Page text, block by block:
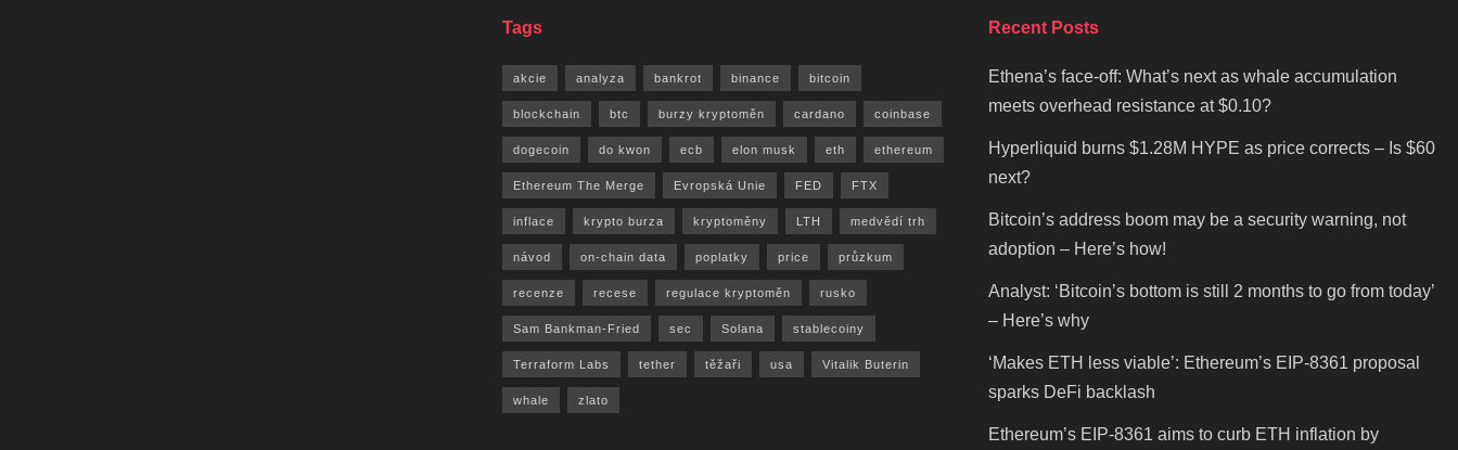
Tags
akcie analyza bankrot binance bitcoin
blockchain btc burzy kryptoměn cardano coinbase
dogecoin do kwon ecb elon musk eth ethereum
Ethereum The Merge Evropská Unie FED FTX
inflace krypto burza kryptoměny LTH medvědí trh
návod on-chain data poplatky price průzkum
recenze recese regulace kryptoměn rusko
Sam Bankman-Fried sec Solana stablecoiny
Terraform Labs tether těžaři usa Vitalik Buterin
whale zlato
Recent Posts
Ethena’s face-off: What’s next as whale accumulation
meets overhead resistance at $0.10?
Hyperliquid burns $1.28M HYPE as price corrects – Is $60
next?
Bitcoin’s address boom may be a security warning, not
adoption – Here’s how!
Analyst: ‘Bitcoin’s bottom is still 2 months to go from today’
– Here’s why
‘Makes ETH less viable’: Ethereum’s EIP-8361 proposal
sparks DeFi backlash
Ethereum’s EIP-8361 aims to curb ETH inflation by